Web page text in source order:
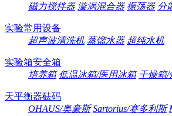
磁力搅拌器 漩涡混合器 振荡器 分
实验常用设备
超声波清洗机 蒸馏水器 超纯水机
实验箱安全箱
培养箱 低温冰箱/医用冰箱 干燥箱/
天平衡器砝码
OHAUS/奥豪斯 Sartorius/赛多利斯